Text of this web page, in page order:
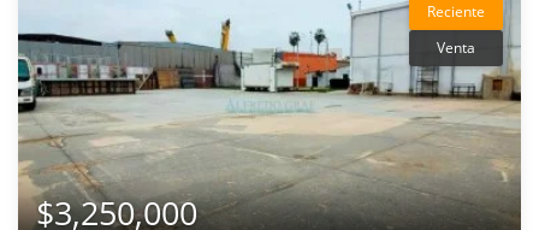
Reciente
Venta
$3,250,000